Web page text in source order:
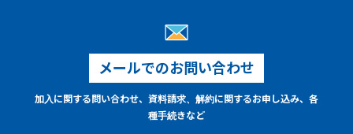
メールでのお問い合わせ
加入に関する問い合わせ、資料請求、解約に関するお申し込み、各
種手続きなど